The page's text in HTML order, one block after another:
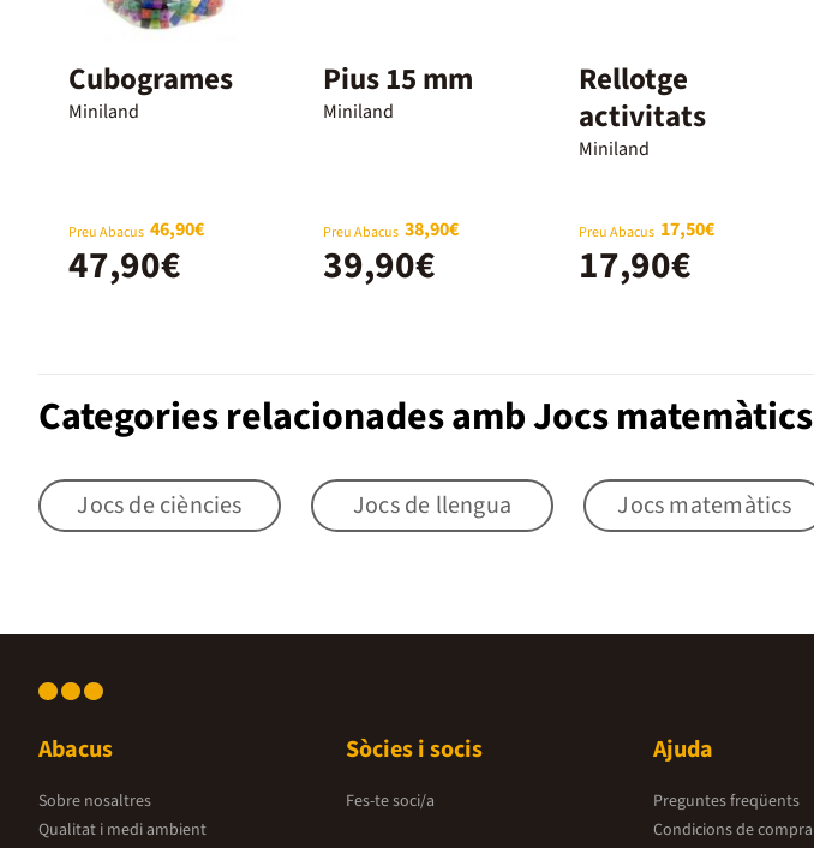
Cubogrames
Miniland
Preu Abacus 46,90€
47,90€
Pius 15 mm
Miniland
Preu Abacus 38,90€
39,90€
Rellotge
activitats
Miniland
Preu Abacus 17,50€
17,90€
Categories relacionades amb Jocs matemàtics
Jocs de ciències Jocs de llengua Jocs matemàtics
Abacus
Sobre nosaltres
Qualitat i medi ambient
Sòcies i socis
Fes-te soci/a
Ajuda
Preguntes freqüents
Condicions de compra